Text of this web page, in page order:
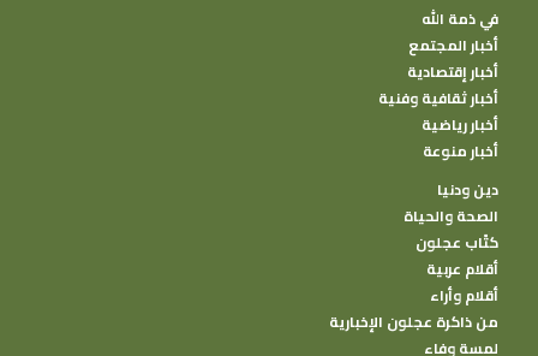
في ذمة الله
أخبار المجتمع
أخبار إقتصادية
أخبار ثقافية وفنية
أخبار رياضية
أخبار منوعة
دين ودنيا
الصحة والحياة
كتًاب عجلون
أقلام عربية
أقلام وأراء
من ذاكرة عجلون الإخبارية
لمسة وفاء